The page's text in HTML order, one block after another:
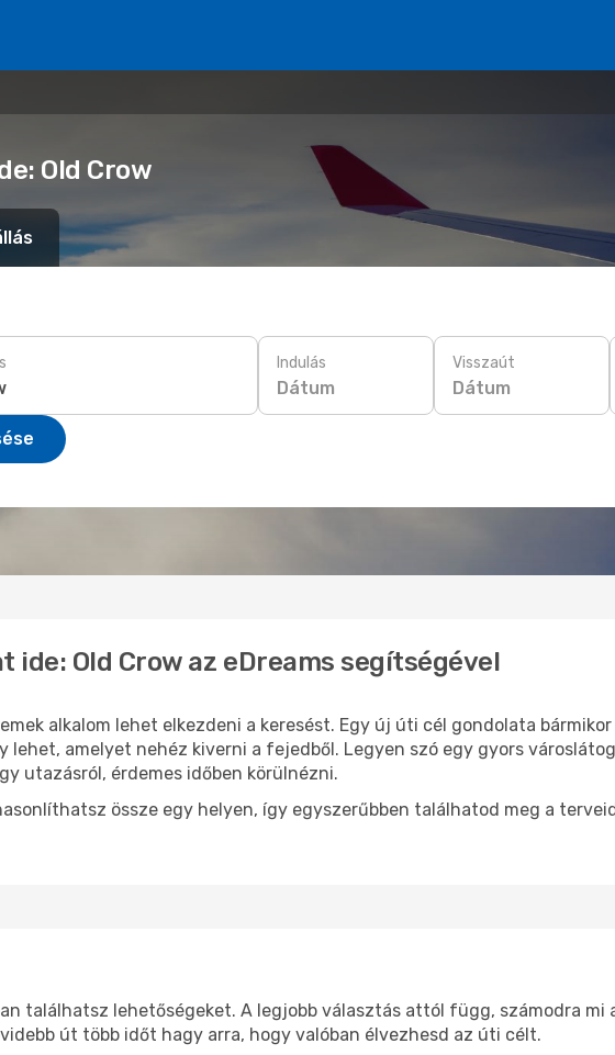
Old Crow
Indulás
Dátum
Visszaút
Dátum
ide: Old Crow az eDreams segítségével
alkalom lehet elkezdeni a keresést. Egy új úti cél gondolata
lehet, amelyet nehéz kiverni a fejedből. Legyen szó egy gyors
utazásról, érdemes időben körülnézni.
össze egy helyen, így egyszerűbben találhatod meg a
találhatsz lehetőségeket. A legjobb választás attól függ, számodra mi
út több időt hagy arra, hogy valóban élvezhesd az úti célt.